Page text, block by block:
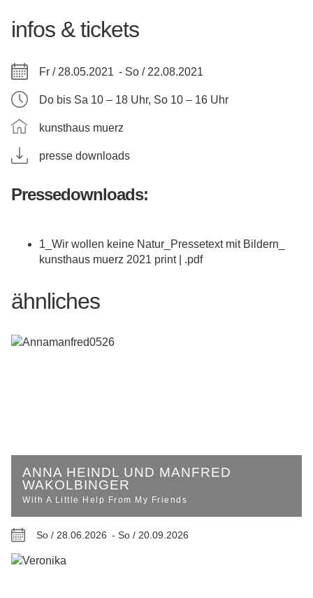
infos & tickets
Fr / 28.05.2021 - So / 22.08.2021
Do bis Sa 10 – 18 Uhr, So 10 – 16 Uhr
kunsthaus muerz
presse downloads
Pressedownloads:
1_Wir wollen keine Natur_Pressetext mit Bildern_
kunsthaus muerz 2021 print | .pdf
ähnliches
ANNA HEINDL UND MANFRED
WAKOLBINGER
With A Little Help From My Friends
So / 28.06.2026 - So / 20.09.2026